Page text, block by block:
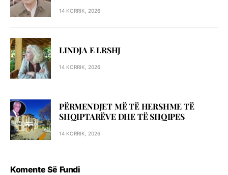
14 KORRIK, 2026
LINDJA E LRSHJ
14 KORRIK, 2026
PËRMENDJET MË TË HERSHME TË
SHQIPTARËVE DHE TË SHQIPES
14 KORRIK, 2026
Komente Së Fundi